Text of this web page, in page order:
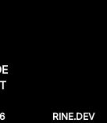
RINE.DEV